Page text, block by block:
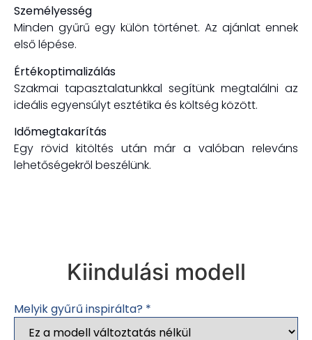
Személyesség
Minden gyűrű egy külön történet. Az ajánlat ennek
első lépése.
Értékoptimalizálás
Szakmai tapasztalatunkkal segítünk megtalálni az
ideális egyensúlyt esztétika és költség között.
Időmegtakarítás
Egy rövid kitöltés után már a valóban releváns
lehetőségekről beszélünk.
Kiindulási modell
Melyik gyűrű inspirálta? *